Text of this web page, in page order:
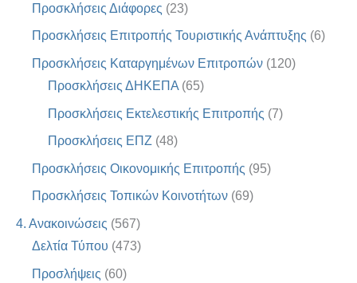
Προσκλήσεις Διάφορες (23)
Προσκλήσεις Επιτροπής Τουριστικής Ανάπτυξης (6)
Προσκλήσεις Καταργημένων Επιτροπών (120)
Προσκλήσεις ΔΗΚΕΠΑ (65)
Προσκλήσεις Εκτελεστικής Επιτροπής (7)
Προσκλήσεις ΕΠΖ (48)
Προσκλήσεις Οικονομικής Επιτροπής (95)
Προσκλήσεις Τοπικών Κοινοτήτων (69)
4. Ανακοινώσεις (567)
Δελτία Τύπου (473)
Προσλήψεις (60)